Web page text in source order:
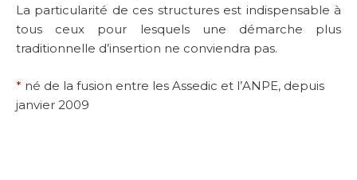
La particularité de ces structures est indispensable à
tous ceux pour lesquels une démarche plus
traditionnelle d’insertion ne conviendra pas.
* né de la fusion entre les Assedic et l’ANPE, depuis
janvier 2009